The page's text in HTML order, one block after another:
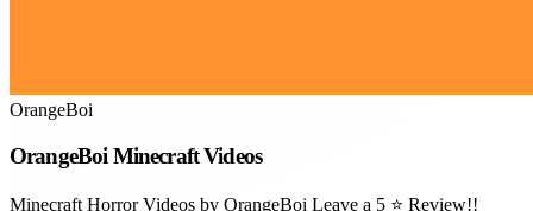
OrangeBoi
OrangeBoi Minecraft Videos
Minecraft Horror Videos by OrangeBoi Leave a 5 ⭐️ Review!!